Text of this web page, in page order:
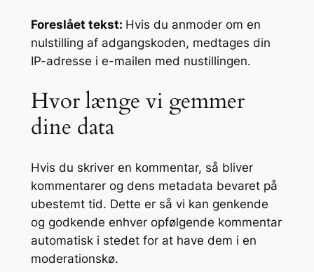
Foreslået tekst: Hvis du anmoder om en
nulstilling af adgangskoden, medtages din
IP-adresse i e-mailen med nustillingen.
Hvor længe vi gemmer
dine data
Hvis du skriver en kommentar, så bliver
kommentarer og dens metadata bevaret på
ubestemt tid. Dette er så vi kan genkende
og godkende enhver opfølgende kommentar
automatisk i stedet for at have dem i en
moderationskø.